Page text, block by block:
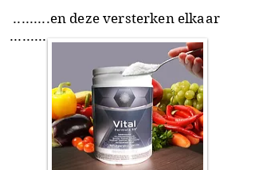
.........en deze versterken elkaar
.........